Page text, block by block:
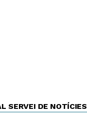
SERVEI DE NOTÍCIES